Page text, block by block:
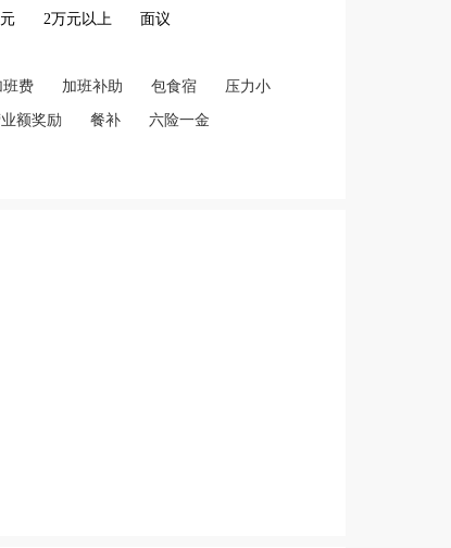
2万元以上 面议
班费 加班补助 包食宿 压力小
额奖励 餐补 六险一金